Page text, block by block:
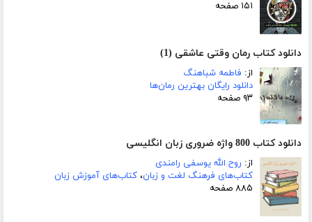
۱۵۱ صفحه
دانلود کتاب رمان وقتی عاشقی (1)
از: فاطمه شباهنگ
دانلود رایگان بهترین رمان‌ها
۹۳ صفحه
دانلود کتاب 800 واژه ضروری زبان انگلیسی
از: روح الله یوسفی رامندی
کتاب‌های فرهنگ لغت و زبان، کتاب‌های آموزش زبان
۸۸۵ صفحه